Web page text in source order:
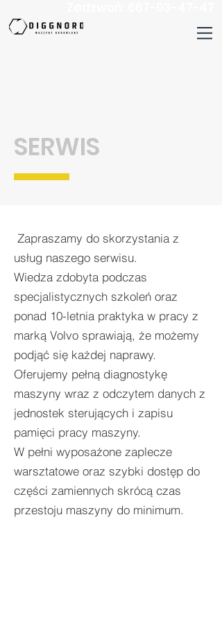
SERWIS
Zapraszamy do skorzystania z
usług naszego serwisu.
Wiedza zdobyta podczas
specjalistycznych szkoleń oraz
ponad 10-letnia praktyka w pracy z
marką Volvo sprawiają, że możemy
podjąć się każdej naprawy.
Oferujemy pełną diagnostykę
maszyny wraz z odczytem danych z
jednostek sterujących i zapisu
pamięci pracy maszyny.
W pełni wyposażone zaplecze
warsztatowe oraz szybki dostęp do
części zamiennych skrócą czas
przestoju maszyny do minimum.